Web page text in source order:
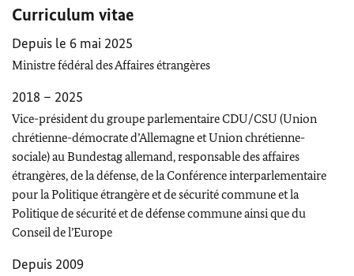
Curriculum vitae
Depuis le 6 mai 2025
Ministre fédéral des Affaires étrangères
2018 – 2025
Vice-président du groupe parlementaire CDU/CSU (Union
chrétienne-démocrate d’Allemagne et Union chrétienne-
sociale) au Bundestagallemand, responsable des affaires
étrangères, de la défense, de la Conférence interparlementaire
pour la Politique étrangère et de sécurité commune et la
Politique de sécurité et de défense commune ainsi que du
Conseil de l’Europe
Depuis 2009